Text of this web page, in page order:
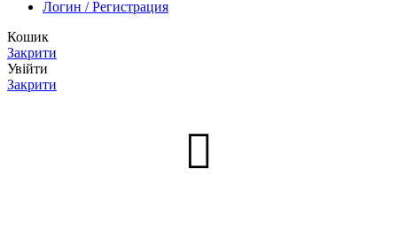
Логин / Регистрация
Кошик
Закрити
Увійти
Закрити